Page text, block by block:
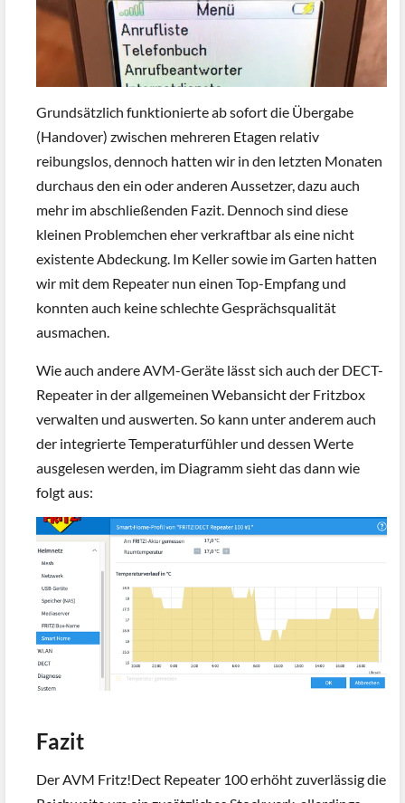
Grundsätzlich funktionierte ab sofort die Übergabe
(Handover) zwischen mehreren Etagen relativ
reibungslos, dennoch hatten wir in den letzten Monaten
durchaus den ein oder anderen Aussetzer, dazu auch
mehr im abschließenden Fazit. Dennoch sind diese
kleinen Problemchen eher verkraftbar als eine nicht
existente Abdeckung. Im Keller sowie im Garten hatten
wir mit dem Repeater nun einen Top-Empfang und
konnten auch keine schlechte Gesprächsqualität
ausmachen.
Wie auch andere AVM-Geräte lässt sich auch der DECT-
Repeater in der allgemeinen Webansicht der Fritzbox
verwalten und auswerten. So kann unter anderem auch
der integrierte Temperaturfühler und dessen Werte
ausgelesen werden, im Diagramm sieht das dann wie
folgt aus:
Fazit
Der AVM Fritz!Dect Repeater 100 erhöht zuverlässig die